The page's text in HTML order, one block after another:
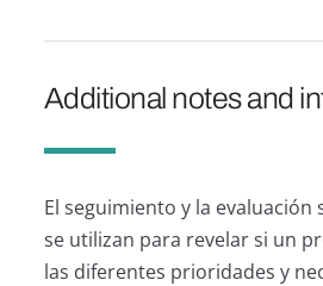
Additional notes and
El seguimiento y la evaluación
se utilizan para revelar si un
las diferentes prioridades y